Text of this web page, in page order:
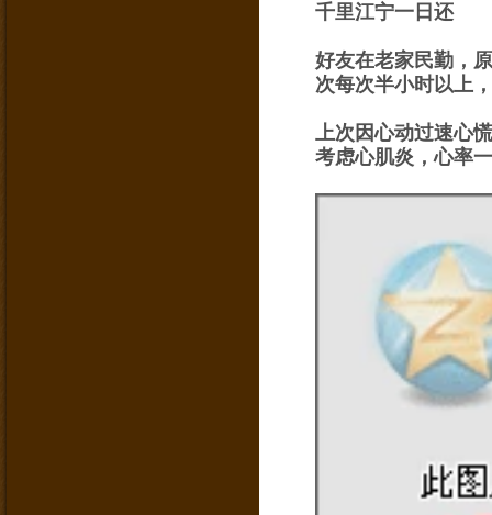
千里江宁一日还
好友在老家民勤，
次每次半小时以上
上次因心动过速心
考虑心肌炎，心率